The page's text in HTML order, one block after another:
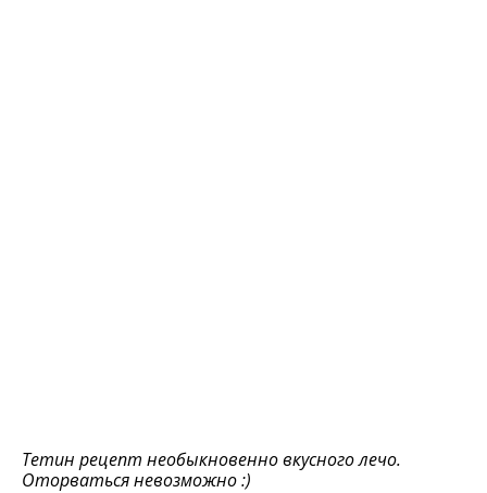
Тетин рецепт необыкновенно вкусного лечо.
Оторваться невозможно :)